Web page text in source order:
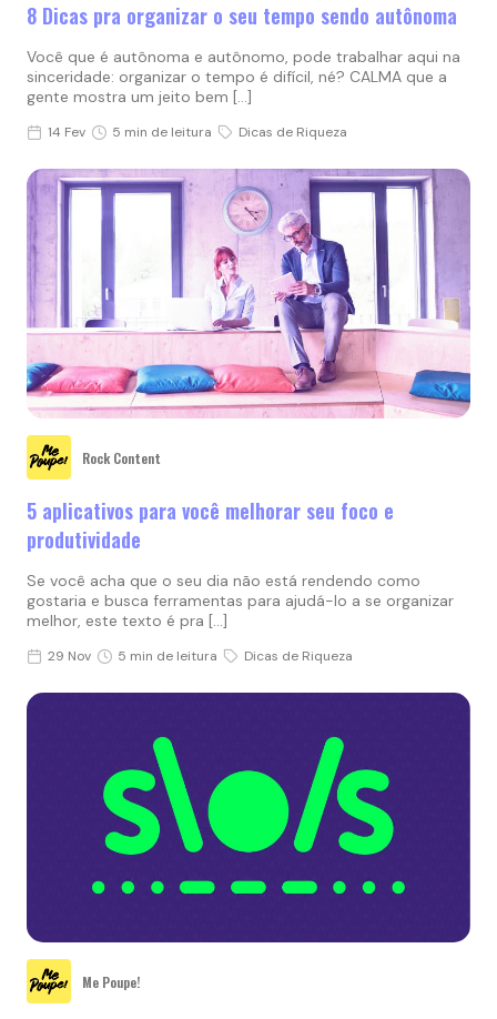
8 Dicas pra organizar o seu tempo sendo autônoma
Você que é autônoma e autônomo, pode trabalhar aqui na
sinceridade: organizar o tempo é difícil, né? CALMA que a
gente mostra um jeito bem […]
14 Fev 5 min de leitura Dicas de Riqueza
Rock Content
5 aplicativos para você melhorar seu foco e
produtividade
Se você acha que o seu dia não está rendendo como
gostaria e busca ferramentas para ajudá-lo a se organizar
melhor, este texto é pra […]
29 Nov 5 min de leitura Dicas de Riqueza
Me Poupe!